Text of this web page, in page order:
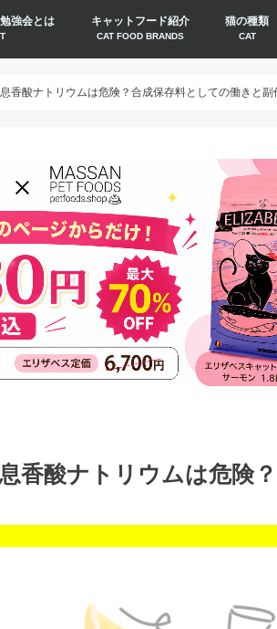
強会とは キャットフード紹介
CAT FOOD BRANDS
猫の種類
CAT
香酸ナトリウムは危険？合成保存料としての働きと副
香酸ナトリウムは危険